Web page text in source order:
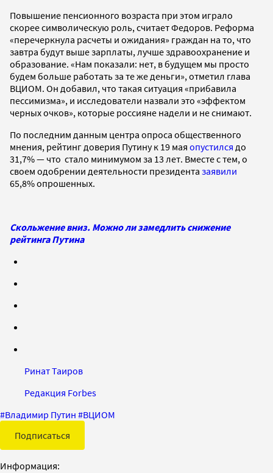
Повышение пенсионного возраста при этом играло
скорее символическую роль, считает Федоров. Реформа
«перечеркнула расчеты и ожидания» граждан на то, что
завтра будут выше зарплаты, лучше здравоохранение и
образование. «Нам показали: нет, в будущем мы просто
будем больше работать за те же деньги», отметил глава
ВЦИОМ. Он добавил, что такая ситуация «прибавила
пессимизма», и исследователи назвали это «эффектом
черных очков», которые россияне надели и не снимают.
По последним данным центра опроса общественного
мнения, рейтинг доверия Путину к 19 мая опустился до
31,7% — что стало минимумом за 13 лет. Вместе с тем, о
своем одобрении деятельности президента заявили
65,8% опрошенных.
Скольжение вниз. Можно ли замедлить снижение
рейтинга Путина
Ринат Таиров
Редакция Forbes
#Владимир Путин #ВЦИОМ
Подписаться
Информация: